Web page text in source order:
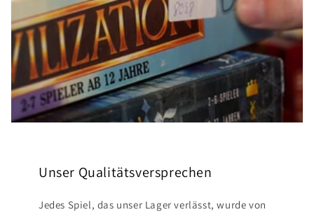
Unser Qualitätsversprechen
Jedes Spiel, das unser Lager verlässt, wurde von